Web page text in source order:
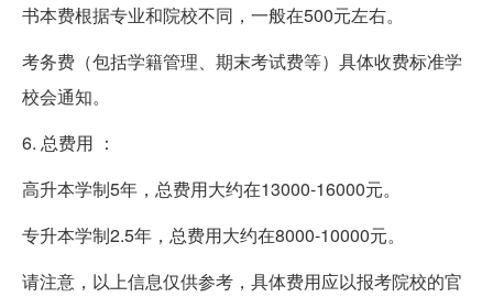
书本费根据专业和院校不同，一般在500元左右。
考务费（包括学籍管理、期末考试费等）具体收费标准学
校会通知。
6. 总费用 ：
高升本学制5年，总费用大约在13000-16000元。
专升本学制2.5年，总费用大约在8000-10000元。
请注意，以上信息仅供参考，具体费用应以报考院校的官